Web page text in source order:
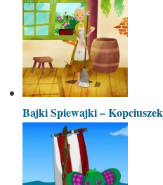
Bajki Spiewajki – Kopciuszek